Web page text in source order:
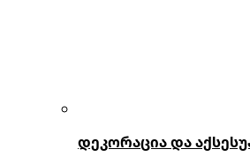
დეკორაცია და